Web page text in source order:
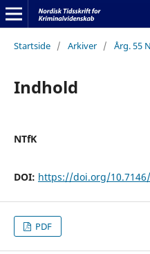
Startside / Arkiver / Årg. 55
Indhold
NTfK
DOI: https://doi.org/
PDF